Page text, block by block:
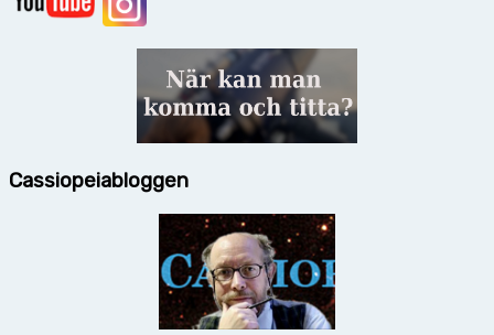
Cassiopeiabloggen